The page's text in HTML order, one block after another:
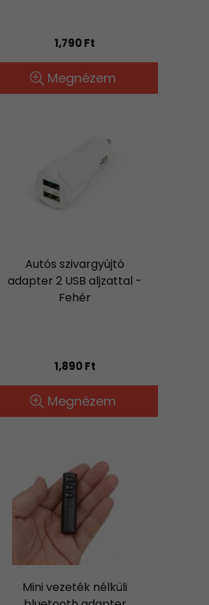
1,790 Ft
Megnézem
Autós szivargyújtó
adapter 2 USB aljzattal -
Fehér
1,890 Ft
Megnézem
Mini vezeték nélküli